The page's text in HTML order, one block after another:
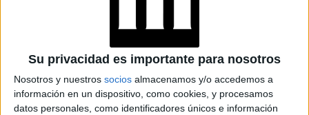
Su privacidad es importante para nosotros
Nosotros y nuestros socios almacenamos y/o accedemos a
información en un dispositivo, como cookies, y procesamos
datos personales, como identificadores únicos e información
GALERÍA DE IMÁGENES